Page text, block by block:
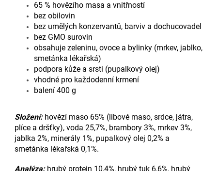
65 % hovězího masa a vnitřností
bez obilovin
bez umělých konzervantů, barviv a dochucovadel
bez GMO surovin
obsahuje zeleninu, ovoce a bylinky (mrkev, jablko,
smetánka lékařská)
podpora kůže a srsti (pupalkový olej)
vhodné pro každodenní krmení
balení 400 g
Složení:hovězí maso 65% (libové maso, srdce, játra,
plíce a dršťky), voda 25,7%, brambory 3%, mrkev 3%,
jablka 2%, minerály 1%, pupalkový olej 0,2% a
smetánka lékařská 0,1%.
Analýza:hrubý protein 10,4%, hrubý tuk 6,6%, hrubý